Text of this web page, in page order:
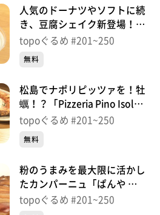
人気のドーナツやソフトに続
き、豆腐シェイク新登場！
「真壁豆富店」（松島町高城
topoぐるめ #201~250
無料
松島でナポリピッツァを！牡
蠣！？「Pizzeria Pino Isola
VESTA」（松島町松島普賢
topoぐるめ #201~250
無料
粉のうまみを最大限に活かし
たカンパーニュ「ぱんや あ
いざわ」（松島町松島町内）
topoぐるめ #201~250